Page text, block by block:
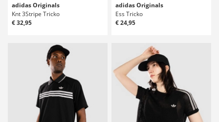
adidas Originals
Knt 3Stripe Tricko
€ 32,95
adidas Originals
Ess Tricko
€ 24,95